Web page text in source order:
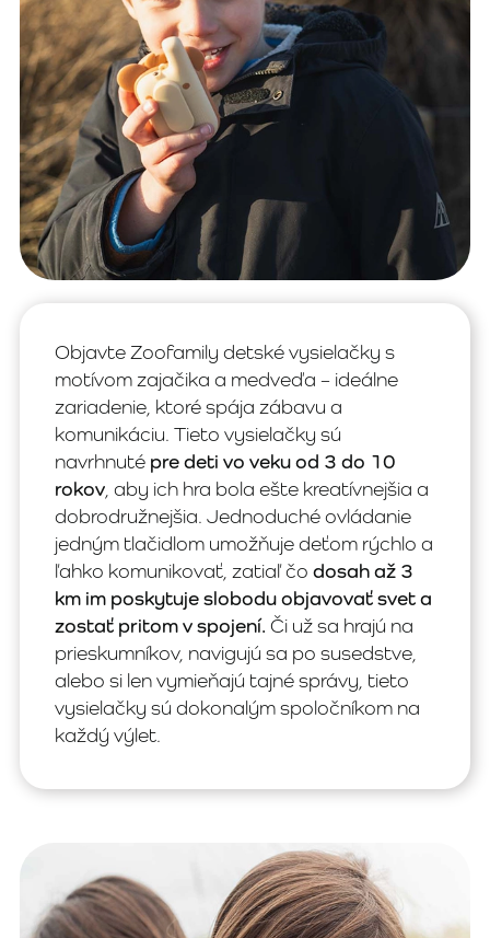
Objavte Zoofamily detské vysielačky s
motívom zajačika a medveďa – ideálne
zariadenie, ktoré spája zábavu a
komunikáciu. Tieto vysielačky sú
navrhnuté pre deti vo veku od 3 do 10
rokov , aby ich hra bola ešte kreatívnejšia a
dobrodružnejšia. Jednoduché ovládanie
jedným tlačidlom umožňuje deťom rýchlo a
ľahko komunikovať, zatiaľ čo dosah až 3
km im poskytuje slobodu objavovať svet a
zostať pritom v spojení. Či už sa hrajú na
prieskumníkov, navigujú sa po susedstve,
alebo si len vymieňajú tajné správy, tieto
vysielačky sú dokonalým spoločníkom na
každý výlet.